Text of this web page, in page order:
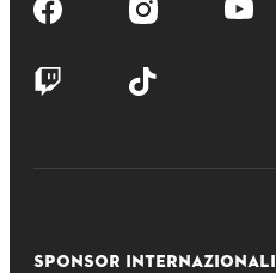
SPONSOR INTERNAZIONALI